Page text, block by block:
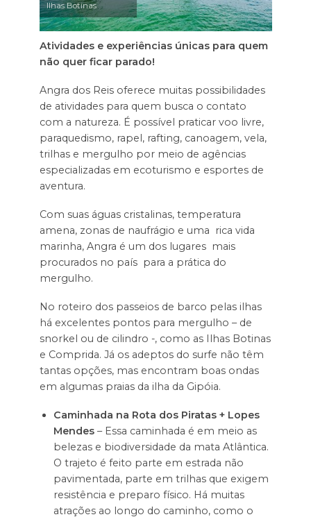
Ilhas Botinas
Atividades e experiências únicas para quem
não quer ficar parado!
Angra dos Reis oferece muitas possibilidades
de atividades para quem busca o contato
com a natureza. É possível praticar voo livre,
paraquedismo, rapel, rafting, canoagem, vela,
trilhas e mergulho por meio de agências
especializadas em ecoturismo e esportes de
aventura.
Com suas águas cristalinas, temperatura
amena, zonas de naufrágio e uma rica vida
marinha, Angra é um dos lugares mais
procurados no país para a prática do
mergulho.
No roteiro dos passeios de barco pelas ilhas
há excelentes pontos para mergulho – de
snorkel ou de cilindro -, como as Ilhas Botinas
e Comprida. Já os adeptos do surfe não têm
tantas opções, mas encontram boas ondas
em algumas praias da ilha da Gipóia.
Caminhada na Rota dos Piratas + Lopes
Mendes– Essa caminhada é em meio as
belezas e biodiversidade da mata Atlântica.
O trajeto é feito parte em estrada não
pavimentada, parte em trilhas que exigem
resistência e preparo físico. Há muitas
atrações ao longo do caminho, como o